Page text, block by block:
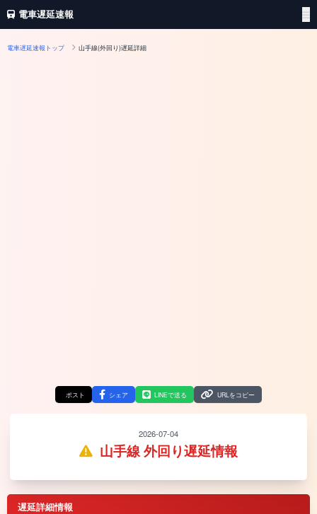
電車遅延速報
電車遅延速報トップ 山手線(外回り)遅延詳細
ポスト シェア LINEで送る URLをコピー
2026-07-04
山手線 外回り遅延情報
遅延詳細情報